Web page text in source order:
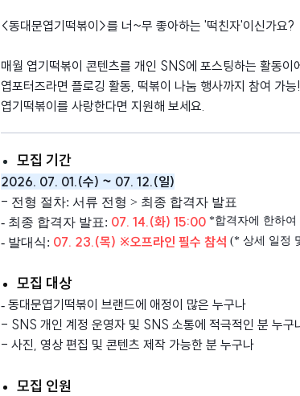
<동대문엽기떡볶이>를 너~무 좋아하는 '떡친자'이신가요?
매월 엽기떡볶이 콘텐츠를 개인 SNS에 포스팅하는 활동이
엽포터즈라면 플로깅 활동, 떡볶이 나눔 행사까지 참여 가능!
엽기떡볶이를 사랑한다면 지원해 보세요.
모집 기간
2026. 07. 01.(수) ~ 07. 12.(일)
- 전형 절차: 서류 전형 > 최종 합격자 발표
- 최종 합격자 발표: 07. 14.(화) 15:00 *합격자에 한하여
- 발대식: 07. 23.(목) ※오프라인 필수 참석 (* 상세 일정
모집 대상
- 동대문엽기떡볶이 브랜드에 애정이 많은 누구나
- SNS 개인 계정 운영자 및 SNS 소통에 적극적인 분 누구
- 사진, 영상 편집 및 콘텐츠 제작 가능한 분 누구나
모집 인원